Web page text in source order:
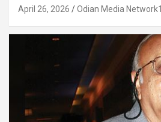
April 26, 2026 Odian Media Network1